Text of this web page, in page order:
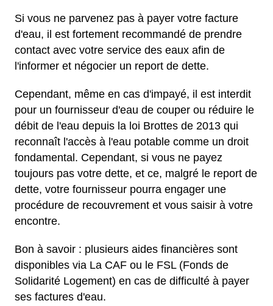
Si vous ne parvenez pas à payer votre facture
d'eau, il est fortement recommandé de prendre
contact avec votre service des eaux afin de
l'informer et négocier un report de dette.
Cependant, même en cas d'impayé, il est interdit
pour un fournisseur d'eau de couper ou réduire le
débit de l'eau depuis la loi Brottes de 2013 qui
reconnaît l'accès à l'eau potable comme un droit
fondamental. Cependant, si vous ne payez
toujours pas votre dette, et ce, malgré le report de
dette, votre fournisseur pourra engager une
procédure de recouvrement et vous saisir à votre
encontre.
Bon à savoir : plusieurs aides financières sont
disponibles via La CAF ou le FSL (Fonds de
Solidarité Logement) en cas de difficulté à payer
ses factures d'eau.